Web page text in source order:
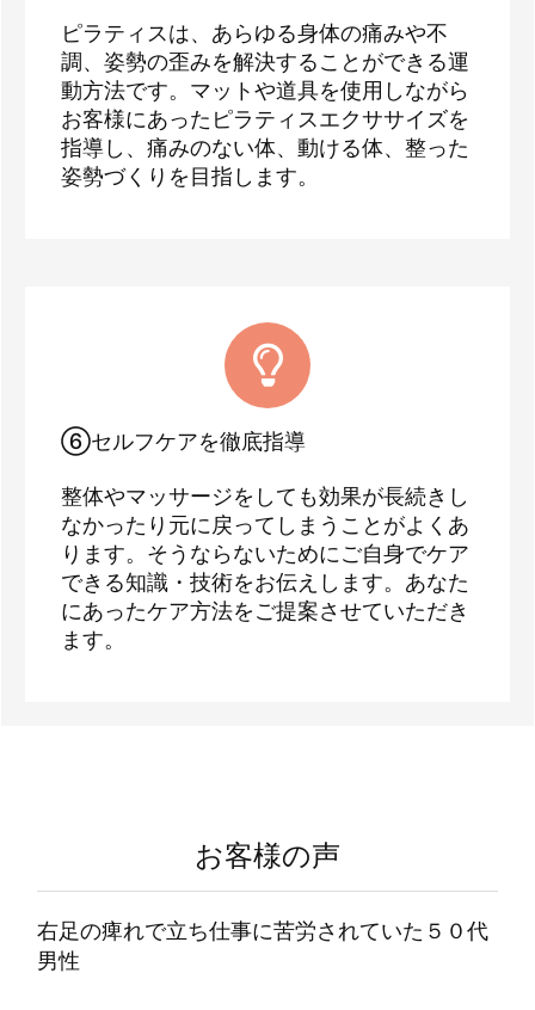
ピラティスは、あらゆる身体の痛みや不
調、姿勢の歪みを解決することができる運
動方法です。マットや道具を使用しながら
お客様にあったピラティスエクササイズを
指導し、痛みのない体、動ける体、整った
姿勢づくりを目指します。
⑥セルフケアを徹底指導
整体やマッサージをしても効果が長続きし
なかったり元に戻ってしまうことがよくあ
ります。そうならないためにご自身でケア
できる知識・技術をお伝えします。あなた
にあったケア方法をご提案させていただき
ます。
お客様の声
右足の痺れで立ち仕事に苦労されていた５０代
男性